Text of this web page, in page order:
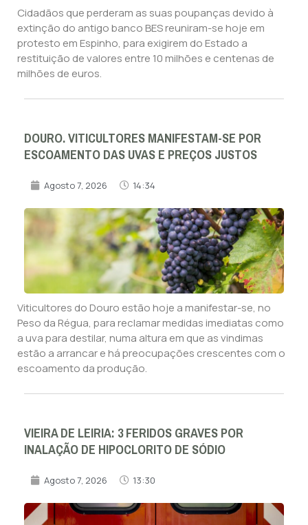
Cidadãos que perderam as suas poupanças devido à
extinção do antigo banco BES reuniram-se hoje em
protesto em Espinho, para exigirem do Estado a
restituição de valores entre 10 milhões e centenas de
milhões de euros.
DOURO. VITICULTORES MANIFESTAM-SE POR
ESCOAMENTO DAS UVAS E PREÇOS JUSTOS
Agosto 7, 2026 14:34
Viticultores do Douro estão hoje a manifestar-se, no
Peso da Régua, para reclamar medidas imediatas como
a uva para destilar, numa altura em que as vindimas
estão a arrancar e há preocupações crescentes com o
escoamento da produção.
VIEIRA DE LEIRIA: 3 FERIDOS GRAVES POR
INALAÇÃO DE HIPOCLORITO DE SÓDIO
Agosto 7, 2026 13:30